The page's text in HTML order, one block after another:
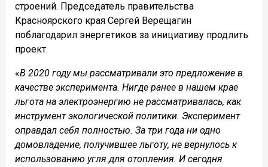
строений. Председатель правительства
Красноярского края Сергей Верещагин
поблагодарил энергетиков за инициативу продлить
проект.
«В 2020 году мы рассматривали это предложение в
качестве эксперимента. Нигде ранее в нашем крае
льгота на электроэнергию не рассматривалась, как
инструмент экологической политики. Эксперимент
оправдал себя полностью. За три года ни одно
домовладение, получившее льготу, не вернулось к
использованию угля для отопления. И сегодня